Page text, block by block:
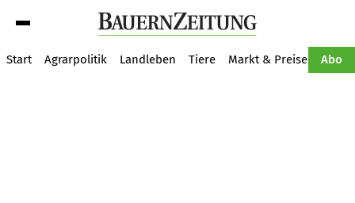
Start Agrarpolitik Landleben Tiere Markt & Preise Abo